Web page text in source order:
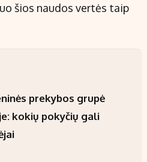
šios naudos vertės taip
prekybos grupė
kokių pokyčių gali